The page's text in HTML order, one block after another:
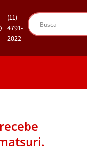
(11)
4791-
2022